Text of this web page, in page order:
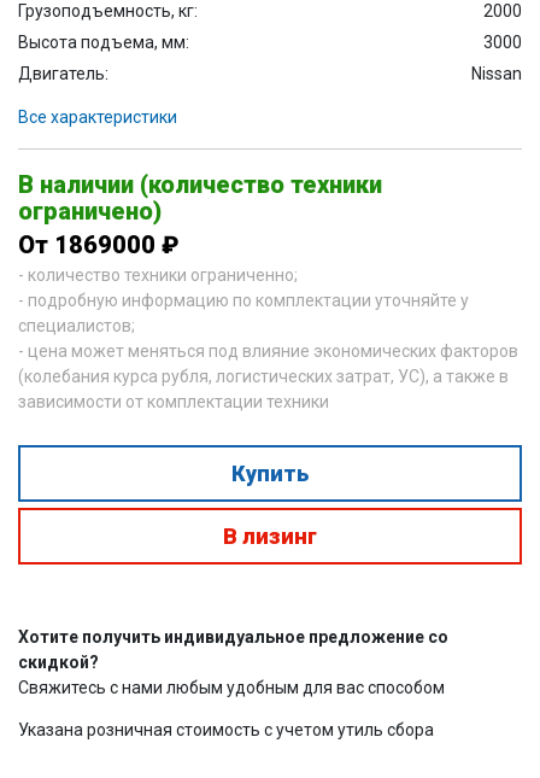
Грузоподъемность, кг:
2000
Высота подъема, мм:
3000
Двигатель:
Nissan
Все характеристики
В наличии (количество техники
ограничено)
От 1869000 ₽
- количество техники ограниченно;
- подробную информацию по комплектации уточняйте у
специалистов;
- цена может меняться под влияние экономических факторов
(колебания курса рубля, логистических затрат, УС), а также в
зависимости от комплектации техники
Купить
В лизинг
Хотите получить индивидуальное предложение со
скидкой?
Свяжитесь с нами любым удобным для вас способом
Указана розничная стоимость с учетом утиль сбора